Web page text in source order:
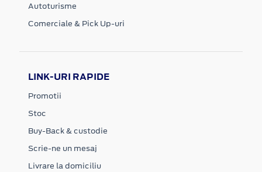
Autoturisme
Comerciale & Pick Up-uri
LINK-URI RAPIDE
Promotii
Stoc
Buy-Back & custodie
Scrie-ne un mesaj
Livrare la domiciliu